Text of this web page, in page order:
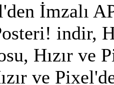
İmzalı
indir,
Hızır ve
ve